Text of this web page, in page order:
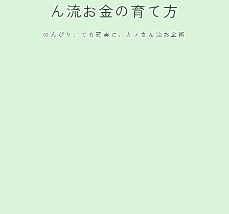
ん流お金の育て方
のんびり、でも確実に。カメさん流お金術